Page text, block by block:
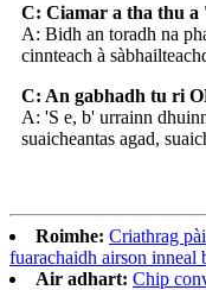
C: Ciamar a tha thu a
A: Bidh an toradh na
cinnteach à
C: An gabhadh tu ri
A: 'S e, b' urrainn
suaicheantas agad,
Roimhe: Criathrag
fuarachaidh airson inneal
Air adhart: Chip